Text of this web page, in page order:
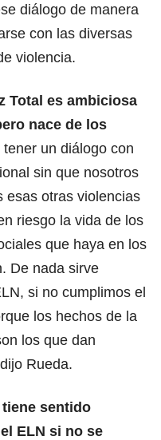
diálogo de manera
con las diversas
violencia.
Total es ambiciosa
nace de los
un diálogo con
sin que nosotros
esas otras violencias
riesgo la vida de los
que haya en los
De nada sirve
si no cumplimos el
los hechos de la
los que dan
Rueda.
sentido
ELN si no se